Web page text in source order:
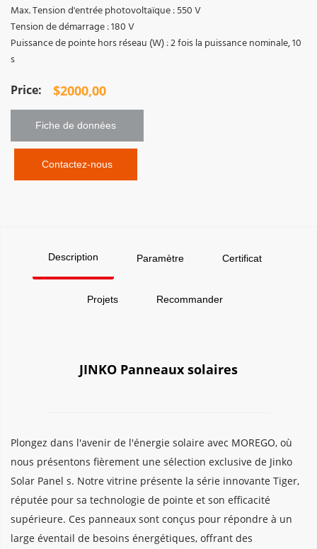
Max. Tension d'entrée photovoltaïque : 550 V
Tension de démarrage : 180 V
Puissance de pointe hors réseau (W) : 2 fois la puissance nominale, 10
s
$2000,00
Fiche de données
Contactez-nous
Description Paramètre Certificat
Projets Recommander
JINKO Panneaux solaires
Plongez dans l'avenir de l'énergie solaire avec MOREGO, où
nous présentons fièrement une sélection exclusive de Jinko
Solar Panel s. Notre vitrine présente la série innovante Tiger,
réputée pour sa technologie de pointe et son efficacité
supérieure. Ces panneaux sont conçus pour répondre à un
large éventail de besoins énergétiques, offrant des